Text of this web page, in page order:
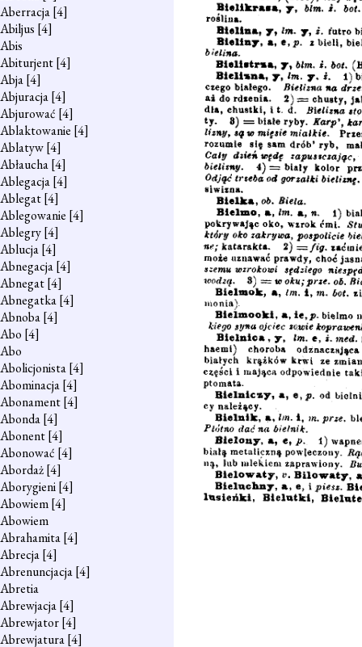
Aberracja[4]
Abiljus [4]
Abis
Abiturjent[4]
Abja[4]
Abjuracja[4]
Abjurować [4]
Ablaktowanie [4]
Ablatyw[4]
Abłaucha[4]
Ablegacja[4]
Ablegat[4]
Ablegowanie [4]
Ablegry[4]
Ablucja[4]
Abnegacja[4]
Abnegat[4]
Abnegatka[4]
Abnoba[4]
Abo [4]
Abo
Abolicjonista[4]
Abominacja[4]
Abonament[4]
Abonda[4]
Abonent[4]
Abonować [4]
Abordaż[4]
Aborygieni[4]
Abowiem[4]
Abowiem
Abrahamita[4]
Abrecja[4]
Abrenuncjacja[4]
Abretia
Abrewjacja[4]
Abrewjator[4]
Abrewjatura[4]